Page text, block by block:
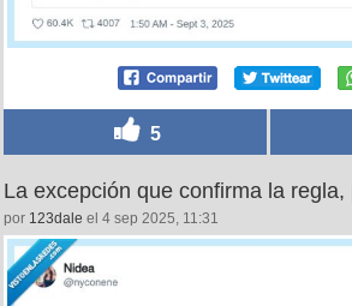
5
La excepción que confirma la
por 123dale el 4 sep 2025, 11:31